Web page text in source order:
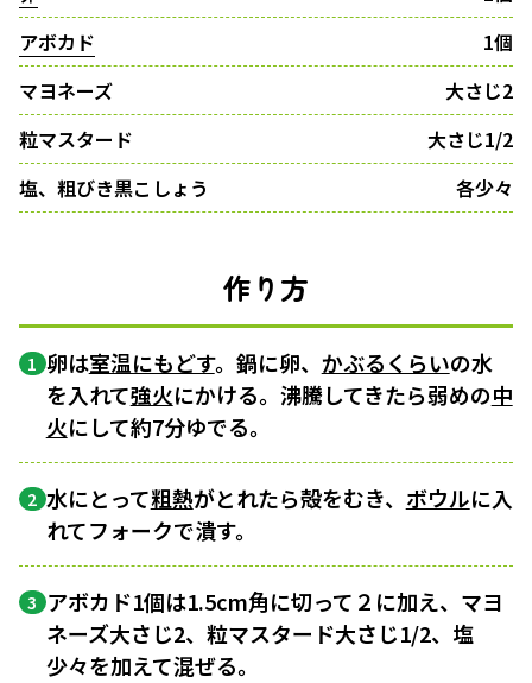
アボカド
1個
マヨネーズ
大さじ2
粒マスタード
大さじ1/2
塩、粗びき黒こしょう
各少々
作り方
1 卵は室温にもどす。鍋に卵、 かぶるくらいの水
を入れて強火にかける。沸騰してきたら弱めの中
火にして約7分ゆでる。
2 水にとって粗熱がとれたら殻をむき、 ボウルに入
れてフォークで潰す。
3 アボカド1個は1.5cm角に切って２に加え、マヨ
ネーズ大さじ2、粒マスタード大さじ1/2、塩
少々を加えて混ぜる。